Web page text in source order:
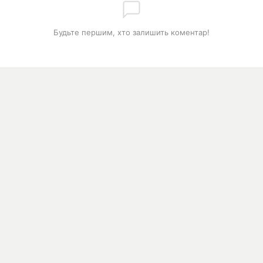
Будьте першим, хто залишить коментар!